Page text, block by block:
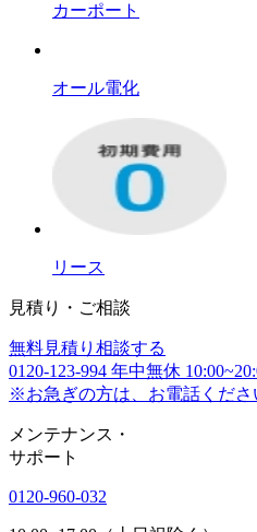
カーポート
オール電化
リース
見積り・ご相談
無料見積り相談する
0120-123-994 年中無休
※お急ぎの方は、お電話くださ
メンテナンス ・
サポート
0120-960-032